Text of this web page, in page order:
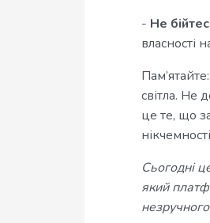
- Не
власності
світла. Не
це те, що
Сьогодні
який